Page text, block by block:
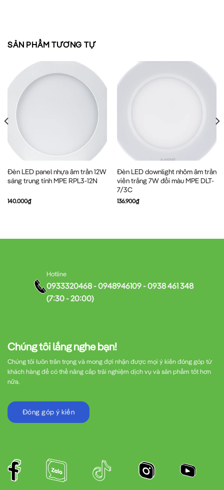
SẢN PHẨM TƯƠNG TỰ
Đèn LED panel nhựa âm trần 12W
sáng trung tính MPE RPL3-12N
140.000₫
Đèn LED downlight nhôm âm trần
viền trắng 7W đổi màu MPE DLT-
7/3C
136.900₫
Chúng tôi lắng nghe bạn!
Chúng tôi luôn trân trọng và mong đợi nhận được mọi ý kiến đóng góp từ
khách hàng để có thể nâng cấp trải nghiệm dịch vụ và sản phẩm tốt hơn
nữa.
Đóng góp ý kiến
Hotline
0933320468 - 0948946109 - 0938 461 348
(7:30 - 20:00)